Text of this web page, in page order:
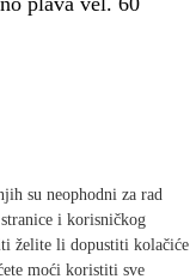
su neophodni za rad
i korisničkog
želite li dopustiti kolačiće
moći koristiti sve